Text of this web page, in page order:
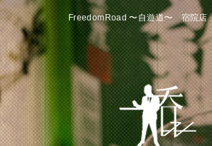
FreedomRoad 〜自遊道〜 宿院店